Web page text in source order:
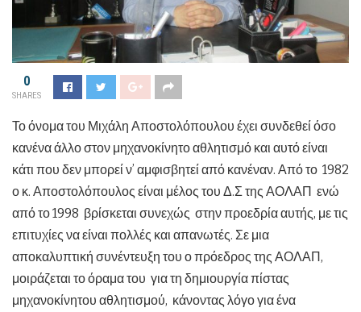
0
SHARES
Το όνομα του Μιχάλη Αποστολόπουλου έχει συνδεθεί όσο
κανένα άλλο στον μηχανοκίνητο αθλητισμό και αυτό είναι
κάτι που δεν μπορεί ν’ αμφισβητεί από κανέναν. Από το 1982
ο κ. Αποστολόπουλος είναι μέλος του Δ.Σ της ΑΟΛΑΠ ενώ
από το 1998 βρίσκεται συνεχώς στην προεδρία αυτής, με τις
επιτυχίες να είναι πολλές και απανωτές. Σε μια
αποκαλυπτική συνέντευξη του ο πρόεδρος της ΑΟΛΑΠ,
μοιράζεται το όραμα του για τη δημιουργία πίστας
μηχανοκίνητου αθλητισμού, κάνοντας λόγο για ένα